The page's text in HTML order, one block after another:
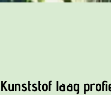
Kunststof laag